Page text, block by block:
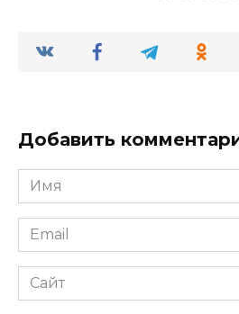
Добавить
Имя
*
Email
*
Сайт